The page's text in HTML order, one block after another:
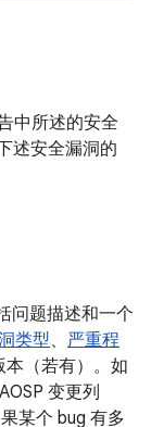
中所述的安全
述安全漏洞的
问题描述和一个
类型、 严重程
本（若有）。如
变更列
某个 bug 有多